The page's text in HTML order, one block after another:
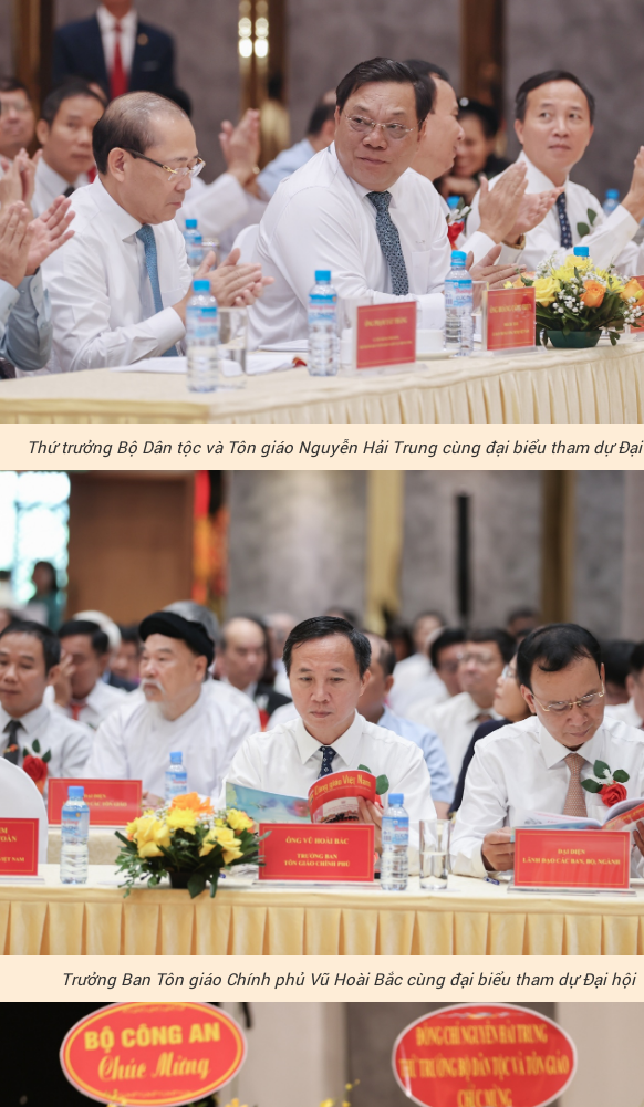
Thứ trưởng Bộ Dân tộc và Tôn giáo Nguyễn Hải Trung cùng đại biểu tham dự
Trưởng Ban Tôn giáo Chính phủ Vũ Hoài Bắc cùng đại biểu tham dự Đại hội